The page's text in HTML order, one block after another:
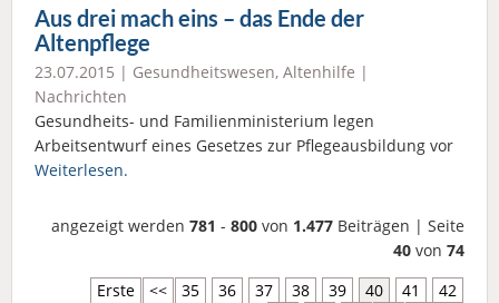
Aus drei mach eins – das Ende der
Altenpflege
23.07.2015 | Gesundheitswesen, Altenhilfe |
Nachrichten
Gesundheits- und Familienministerium legen
Arbeitsentwurf eines Gesetzes zur Pflegeausbildung vor
Weiterlesen.
angezeigt werden 781 - 800 von 1.477 Beiträgen | Seite
40 von 74
Erste
<< 35 36 37 38 39 40 41
42